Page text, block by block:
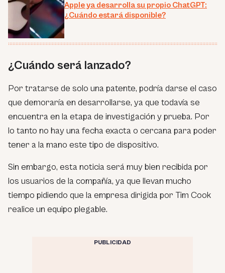
Apple ya desarrolla su propio ChatGPT:
¿Cuándo estará disponible?
¿Cuándo será lanzado?
Por tratarse de solo una patente, podría darse el caso
que demoraría en desarrollarse, ya que todavía se
encuentra en la etapa de investigación y prueba. Por
lo tanto no hay una fecha exacta o cercana para poder
tener a la mano este tipo de dispositivo.
Sin embargo, esta noticia será muy bien recibida por
los usuarios de la compañía, ya que llevan mucho
tiempo pidiendo que la empresa dirigida por Tim Cook
realice un equipo plegable.
PUBLICIDAD